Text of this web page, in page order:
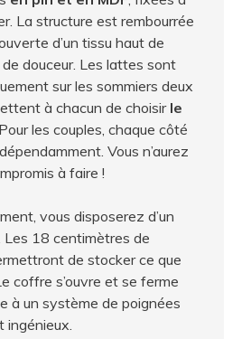
La structure est rembourrée
d’un tissu haut de
douceur. Les lattes sont
sur les sommiers deux
à chacun de choisirle
les couples, chaque côté
Vous n’aurez
à faire !
vous disposerez d’un
Les 18 centimètres de
de stocker ce que
coffre s’ouvre et se ferme
à un système de poignées
ingénieux.